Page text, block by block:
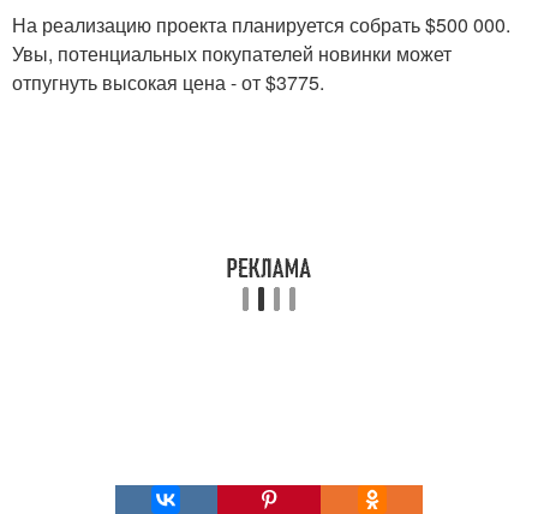
На реализацию проекта планируется собрать $500 000.
Увы, потенциальных покупателей новинки может
отпугнуть высокая цена - от $3775.